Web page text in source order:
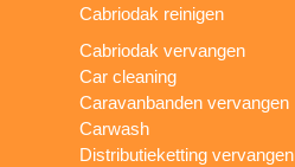
Cabriodak reinigen
Cabriodak vervangen
Car cleaning
Caravanbanden vervangen
Carwash
Distributieketting vervangen